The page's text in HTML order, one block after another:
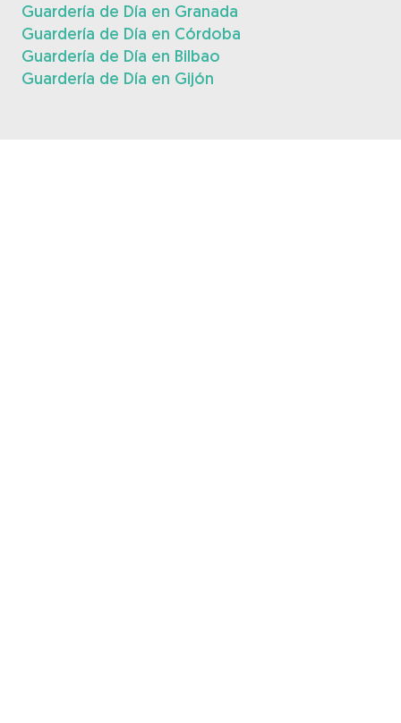
Guardería de Día en Granada
Guardería de Día en Córdoba
Guardería de Día en Bilbao
Guardería de Día en Gijón